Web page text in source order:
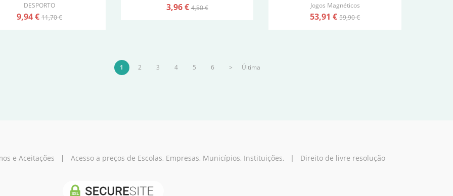
DESPORTO
9,94 €11,70 €
3,96 €4,50 € Jogos Magnéticos
53,91 €59,90 €
1 2 3 4 5 6 > Última
e Aceitações | Acesso a preços de Escolas, Empresas, Municípios, Instituições,| Direito de livre resolução